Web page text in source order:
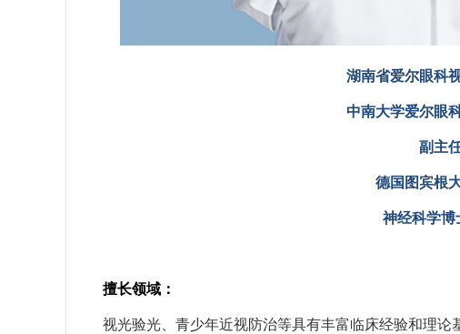
湖南省爱尔眼科
中南大学爱尔眼
副主
德国图宾根
神经科学博
擅长领域：
视光验光、青少年近视防治等具有丰富临床经验和理论